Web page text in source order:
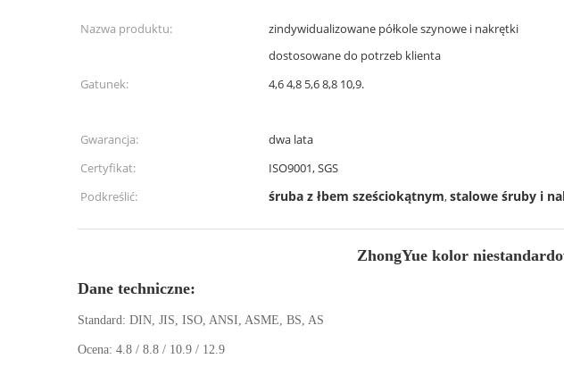
Nazwa produktu:
zindywidualizowane półkole szynowe i nakrętki
dostosowane do potrzeb klienta
Gatunek: 4,6 4,8 5,6 8,8 10,9.
Gwarancja:
dwa lata
Certyfikat:
ISO9001, SGS
Podkreślić:
śruba z łbem sześciokątnym,stalowe śruby i
ZhongYue kolor
Dane techniczne:
Standard: DIN, JIS, ISO, ANSI, ASME, BS, AS
Ocena: 4.8 / 8.8 / 10.9 / 12.9